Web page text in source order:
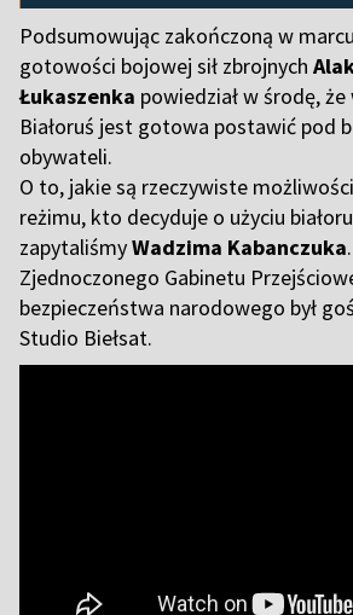
Podsumowując zakończoną w
gotowości bojowej sił zbrojnych
Łukaszenka powiedział w środę,
Białoruś jest gotowa postawić pod
obywateli.
O to, jakie są rzeczywiste
reżimu, kto decyduje o użyciu
zapytaliśmyWadzima Kabanczuka
Zjednoczonego Gabinetu
bezpieczeństwa narodowego był
Studio Biełsat.